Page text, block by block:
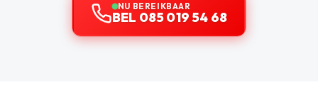
NU BEREIKBAAR
BEL 085 019 54 68